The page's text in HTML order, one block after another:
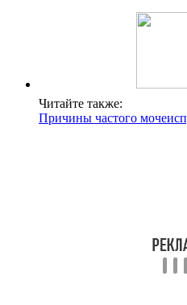
Читайте также:
Причины частого